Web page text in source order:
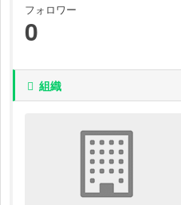
フォロワー
0
組織